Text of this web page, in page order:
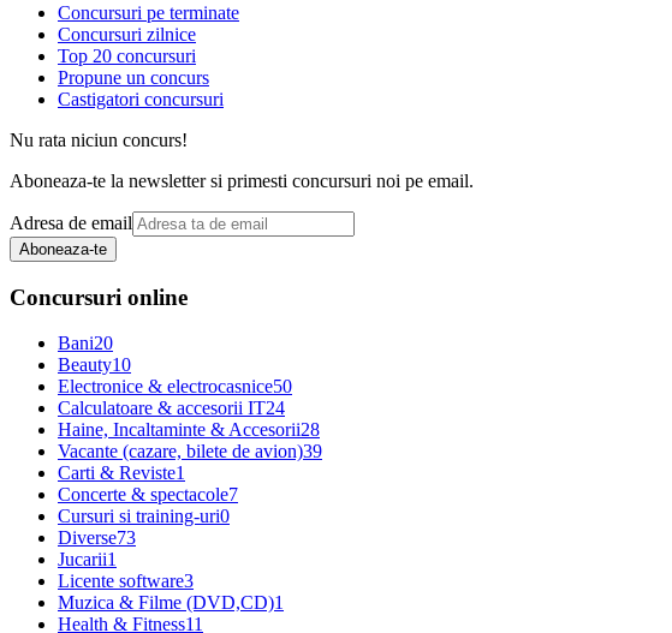
Concursuri pe terminate
Concursuri zilnice
Top 20 concursuri
Propune un concurs
Castigatori concursuri
Nu rata niciun concurs!
Aboneaza-te la newsletter si primesti concursuri noi pe email.
Adresa de email
Aboneaza-te
Concursuri online
Bani20
Beauty10
Electronice & electrocasnice50
Calculatoare & accesorii IT24
Haine, Incaltaminte & Accesorii28
Vacante (cazare, bilete de avion)39
Carti & Reviste1
Concerte & spectacole7
Cursuri si training-uri0
Diverse73
Jucarii1
Licente software3
Muzica & Filme (DVD,CD)1
Health & Fitness11